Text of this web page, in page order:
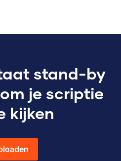
stand-by
je scriptie
kijken